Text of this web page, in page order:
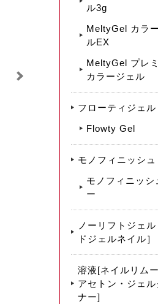
ル3g
MeltyGel カラ
ルEX
MeltyGel プレ
カラージェル
フローティジェル
Flowty Gel
モノフィニッシュ
モノフィニッシ
ー
ノーリフトジェ
ドジェルネイル］
溶液[ネイルリム
アセトン・ジェル
ナー]